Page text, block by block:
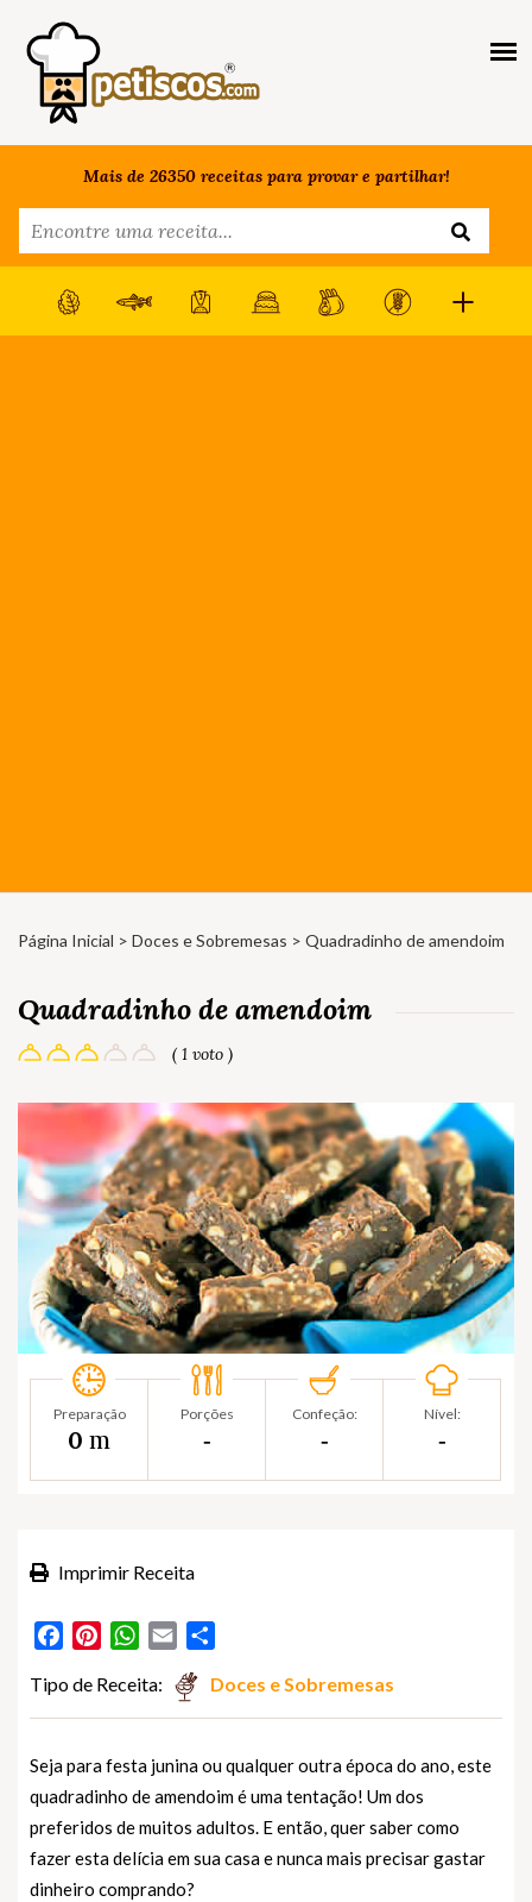
Mais de 26350 receitas para provar e partilhar!
Página Inicial > Doces e Sobremesas > Quadradinho de amendoim
Quadradinho de amendoim
( 1 voto )
Preparação
0 m
Porções
‐
Confeção:
‐
Nível:
‐
Imprimir Receita
FacebookPinterestWhatsApp
Email
Tipo de Receita: Doces e Sobremesas
Seja para festa junina ou qualquer outra época do ano, este
quadradinho de amendoim é uma tentação! Um dos
preferidos de muitos adultos. E então, quer saber como
fazer esta delícia em sua casa e nunca mais precisar gastar
dinheiro comprando?